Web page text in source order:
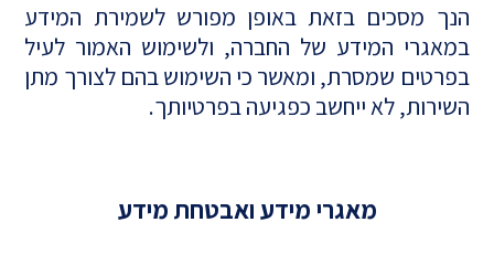
הנך מסכים בזאת באופן מפורש לשמירת המידע
במאגרי המידע של החברה, ולשימוש האמור לעיל
בפרטים שמסרת, ומאשר כי השימוש בהם לצורך מתן
השירות, לא ייחשב כפגיעה בפרטיותך.
מאגרי מידע ואבטחת מידע